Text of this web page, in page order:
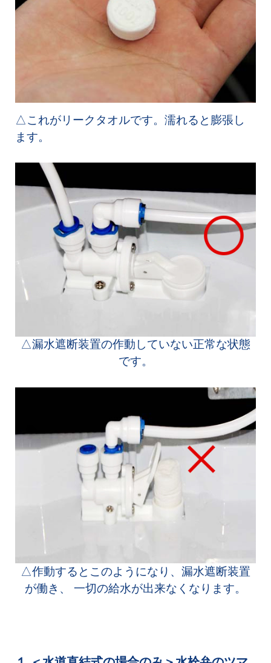
△これがリークタオルです。濡れると膨張し
ます。
△漏水遮断装置の作動していない正常な状態
です。
△作動するとこのようになり、漏水遮断装置
が働き、 一切の給水が出来なくなります。